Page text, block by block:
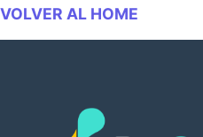
VOLVER AL HOME